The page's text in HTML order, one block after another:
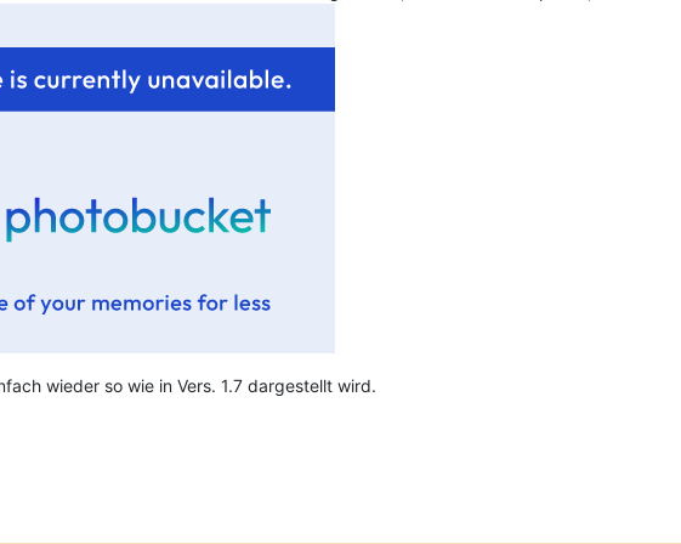
wieder so wie in Vers. 1.7 dargestellt wird.